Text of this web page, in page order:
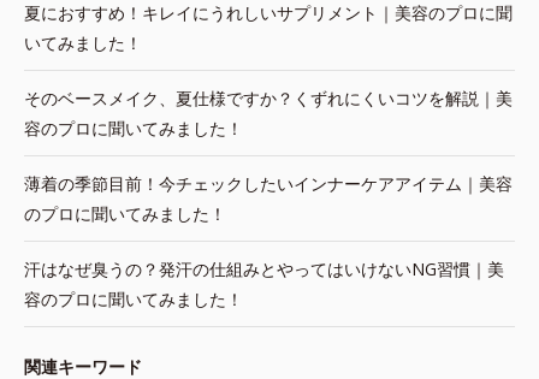
夏におすすめ！キレイにうれしいサプリメント｜美容のプロに聞
いてみました！
そのベースメイク、夏仕様ですか？くずれにくいコツを解説｜美
容のプロに聞いてみました！
薄着の季節目前！今チェックしたいインナーケアアイテム｜美容
のプロに聞いてみました！
汗はなぜ臭うの？発汗の仕組みとやってはいけないNG習慣｜美
容のプロに聞いてみました！
関連キーワード